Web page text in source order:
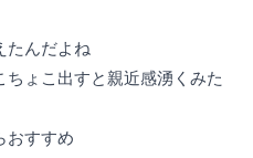
たんだよね
ょこ出すと親近感湧くみた
おすすめ